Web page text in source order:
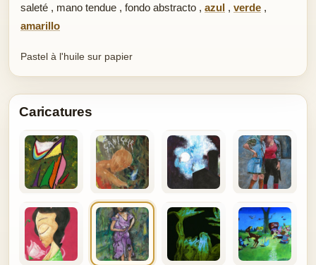
saleté , mano tendue , fondo abstracto , azul , verde ,
amarillo
Pastel à l'huile sur papier
Caricatures